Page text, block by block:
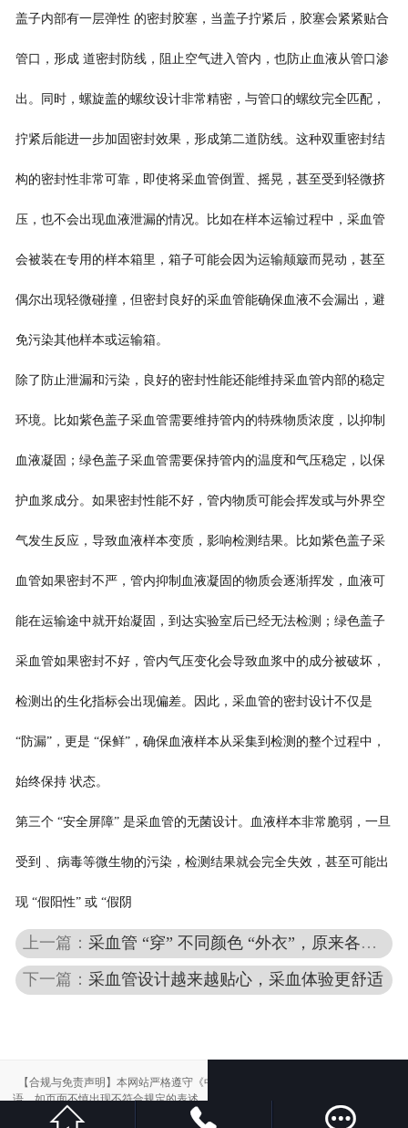
盖子内部有一层弹性 的密封胶塞，当盖子拧紧后，胶塞会紧紧贴合
管口，形成 道密封防线，阻止空气进入管内，也防止血液从管口渗
出。同时，螺旋盖的螺纹设计非常精密，与管口的螺纹完全匹配，
拧紧后能进一步加固密封效果，形成第二道防线。这种双重密封结
构的密封性非常可靠，即使将采血管倒置、摇晃，甚至受到轻微挤
压，也不会出现血液泄漏的情况。比如在样本运输过程中，采血管
会被装在专用的样本箱里，箱子可能会因为运输颠簸而晃动，甚至
偶尔出现轻微碰撞，但密封良好的采血管能确保血液不会漏出，避
免污染其他样本或运输箱。
除了防止泄漏和污染，良好的密封性能还能维持采血管内部的稳定
环境。比如紫色盖子采血管需要维持管内的特殊物质浓度，以抑制
血液凝固；绿色盖子采血管需要保持管内的温度和气压稳定，以保
护血浆成分。如果密封性能不好，管内物质可能会挥发或与外界空
气发生反应，导致血液样本变质，影响检测结果。比如紫色盖子采
血管如果密封不严，管内抑制血液凝固的物质会逐渐挥发，血液可
能在运输途中就开始凝固，到达实验室后已经无法检测；绿色盖子
采血管如果密封不好，管内气压变化会导致血浆中的成分被破坏，
检测出的生化指标会出现偏差。因此，采血管的密封设计不仅是
“防漏”，更是 “保鲜”，确保血液样本从采集到检测的整个过程中，
始终保持 状态。
第三个 “安全屏障” 是采血管的无菌设计。血液样本非常脆弱，一旦
受到 、病毒等微生物的污染，检测结果就会完全失效，甚至可能出
现 “假阳性” 或 “假阴
上一篇：采血管 “穿” 不同颜色 “外衣”，原来各有大用处​
下一篇：采血管设计越来越贴心，采血体验更舒适​
  
【合规与免责声明】本网站严格遵守《中华人民共和国广告法》，尽力规范用
语。如页面不慎出现不符合规定的表述，敬请联系我们，将立即更正；相关内容
仅供参考，不构成交易依据。